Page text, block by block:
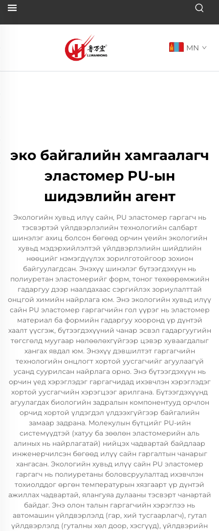
MN
эко байгалийн хамгаалагч
эластомер PU-ын
шидэвлийн агент
Экологийн хувьд илүү сайн, PU эластомер гаргагч нь
тэсвэртэй үйлдвэрлэлийн технологийн салбарт
шинэлэг ахиц болсон бөгөөд орчин үеийн экологийн
хувьд мэдэрхийлэлтэй үйлдвэрлэлийн шийдлийн
нөөцийг нэмэгдүүлэх зорилготойгоор зохион
байгуулагдсан. Энэхүү шинэлэг бүтээгдэхүүн нь
полиуретан эластомерийг форм, тоног төхөөрөмжийн
гадаргуу дээр наалдахаас сэргийлэх зориулалттай
онцгой химийн найрлага юм. Энэ экологийн хувьд илүү
сайн PU эластомер гаргагчийн гол үүрэг нь эластомер
материал ба формийн гадаргуу хооронд үр дүнтэй
хаалт үүсгэж, бүтээгдэхүүний чанар эсвэл гадаргуугийн
төгсгөлд муугаар нөлөөлөхгүйгээр цэвэр хуваагдалыг
хангах явдал юм. Энэхүү дэвшилтэт гаргагчийн
технологийн онцлогт хортой уусгагчийг агуулаагүй
усанд суурилсан найрлага орно. Энэ бүтээгдэхүүн нь
орчин үед хэрэглэдэг гаргагчидад ихэвчлэн хэрэглэдэг
хортой уусгагчийн хэрэгцээг арилгана. Бүтээгдэхүүнд
агуулагдах биологийн задралын компонентууд орчлон
орчид хортой үлдэгдэл үлдээхгүйгээр байгалийн
замаар задрана. Молекулын бүтцийг PU-ийн
системүүдтэй (хатуу ба зөөлөн эластомерийн аль
алиных нь найрлагатай) нийцэх чадвартай байдлаар
инженерчилсэн бөгөөд илүү сайн гаргалтын чанарыг
хангасан. Экологийн хувьд илүү сайн PU эластомер
гаргагч нь полиуретаны боловсруулалтад ихэвчлэн
тохиолддог өргөн температурын хязгаарт үр дүнтэй
ажиллах чадвартай, ялангуяа дулааны тэсвэрт чанартай
байдаг. Энэ олон талын гаргагчийн хэрэглээ нь
автомашин үйлдвэрлэлд (гар, хий тусгаарлагч), гутал
үйлдвэрлэлд (гуталны хөл доор, хэсгүүд), үйлдвэрийн